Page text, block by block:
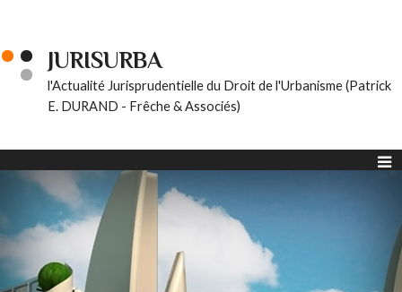
JURISURBA
l'Actualité Jurisprudentielle du Droit de l'Urbanisme (Patrick
E. DURAND - Frêche & Associés)